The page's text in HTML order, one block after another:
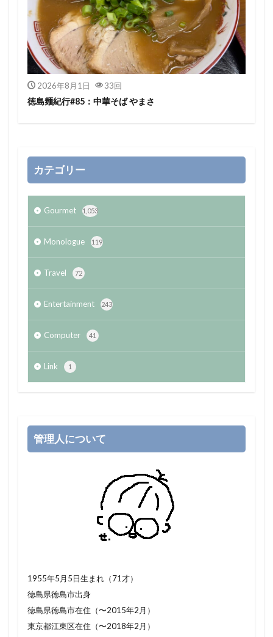
2026年8月1日 33回
徳島麺紀行#85：中華そば やまさ
カテゴリー
Gourmet 1,053
Monologue 119
Travel 72
Entertainment 243
Computer 41
Link 1
管理人について
1955年5月5日生まれ（71才）
徳島県徳島市出身
徳島県徳島市在住（〜2015年2月）
東京都江東区在住（〜2018年2月）